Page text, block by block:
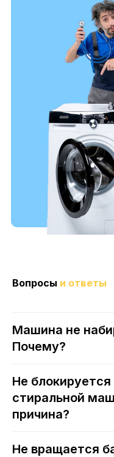
Вопросы и ответы
Машина не
Почему?
Не
стиральной
причина?
Не вращается